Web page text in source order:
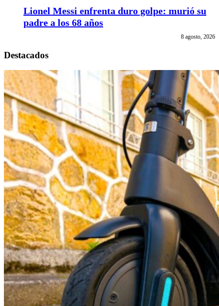
Lionel Messi enfrenta duro golpe: murió su
padre a los 68 años
8 agosto, 2026
Destacados